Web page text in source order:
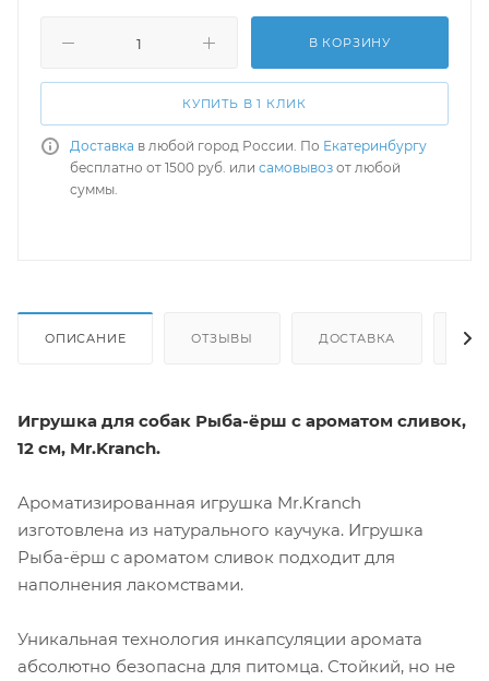
В КОРЗИНУ
КУПИТЬ В 1 КЛИК
Доставка в любой город России. По Екатеринбургу
бесплатно от 1500 руб. или самовывоз от любой
суммы.
ОПИСАНИЕ ОТЗЫВЫ ДОСТАВКА
Игрушка для собак Рыба-ёрш с ароматом сливок,
12 см, Mr.Kranch.
Ароматизированная игрушка Mr.Kranch
изготовлена из натурального каучука. Игрушка
Рыба-ёрш с ароматом сливок подходит для
наполнения лакомствами.
Уникальная технология инкапсуляции аромата
абсолютно безопасна для питомца. Стойкий, но не